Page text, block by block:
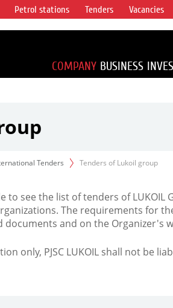
for
Petrol stations Tenders Vacancies
COMPANY BUSINESS
Tenders Tenders of Lukoil group
to see the list of tenders of LUKOIL
The requirements for
and on the Organizer's
only, PJSC LUKOIL shall not be